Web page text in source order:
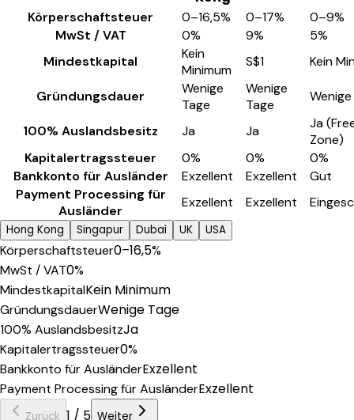
Körperschaftsteuer 0–16,5% 0–17%
0–9%
MwSt / VAT
0% 9%
5%
Mindestkapital
Kein
Minimum
S$1 Kein
Gründungsdauer
Wenige
Tage
Wenige
Tage
100% Auslandsbesitz Ja Ja
Ja
Zone)
Kapitalertragssteuer
0% 0%
0%
Bankkonto für Ausländer
Exzellent Exzellent
Gut
Payment Processing für
Ausländer
Exzellent Exzellent
Hong Kong Singapur Dubai UK USA
Körperschaftsteuer0–16,5%
MwSt / VAT0%
MindestkapitalKein Minimum
GründungsdauerWenige Tage
100% AuslandsbesitzJa
Kapitalertragssteuer0%
Bankkonto für AusländerExzellent
Payment Processing für AusländerExzellent
Zurück 1 / 5 Weiter